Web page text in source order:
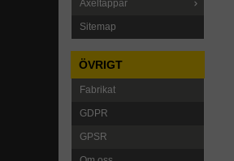
Axeltappar
Sitemap
ÖVRIGT
Fabrikat
GDPR
GPSR